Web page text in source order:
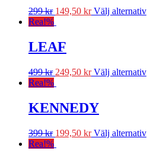
299kr 149,50 kr Välj alternativ
Rea!%
LEAF
499kr 249,50 kr Välj alternativ
Rea!%
KENNEDY
399kr 199,50 kr Välj alternativ
Rea!%